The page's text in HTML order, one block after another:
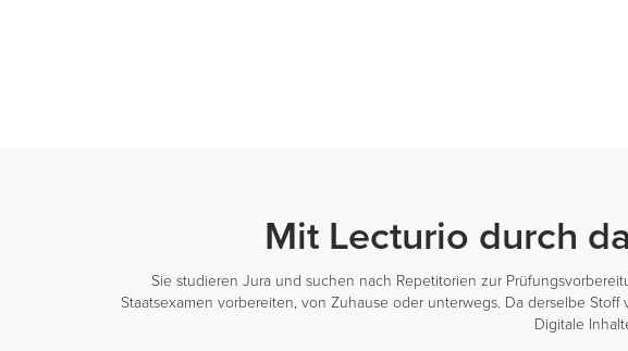
Mit Lecturio durch
Sie studieren Jura und suchen nach Repetitorien zur
Staatsexamen vorbereiten, von Zuhause oder unterwegs. Da derselbe
Digitale